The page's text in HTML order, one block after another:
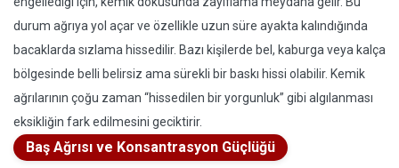
durum ağrıya yol açar ve özellikle uzun süre ayakta kalındığında
bacaklarda sızlama hissedilir. Bazı kişilerde bel, kaburga veya kalça
bölgesinde belli belirsiz ama sürekli bir baskı hissi olabilir. Kemik
ağrılarının çoğu zaman “hissedilen bir yorgunluk” gibi algılanması
eksikliğin fark edilmesini geciktirir.
Baş Ağrısı ve Konsantrasyon Güçlüğü